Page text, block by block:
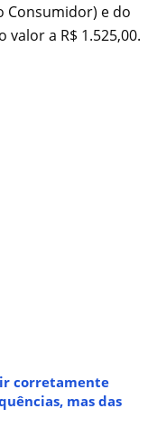
Consumidor) e do
valor a R$ 1.525,00.
corretamente
mas das